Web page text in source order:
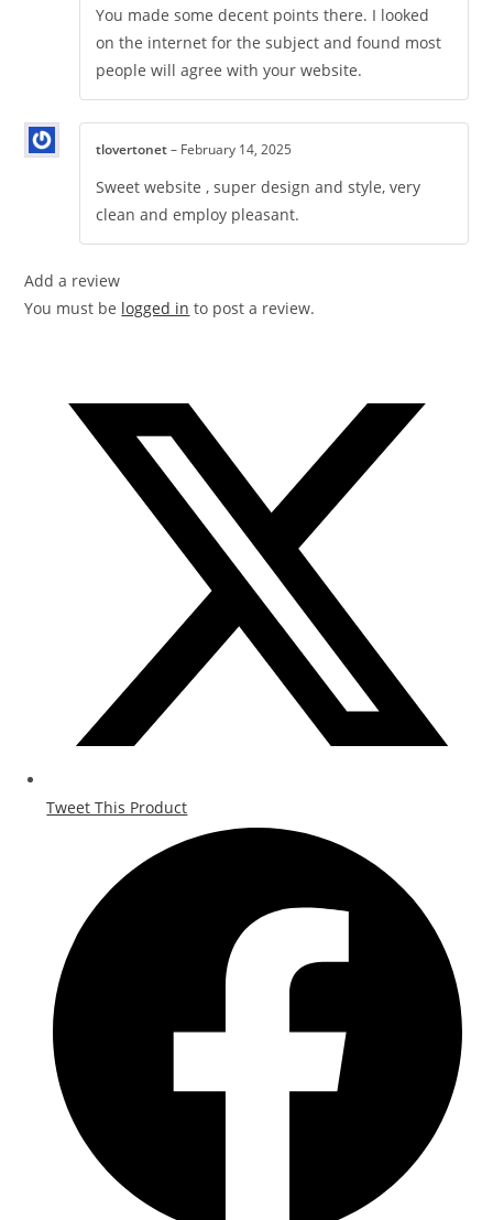
You made some decent points there. I looked
on the internet for the subject and found most
people will agree with your website.
tlovertonet– February 14, 2025
Sweet website , super design and style, very
clean and employ pleasant.
Add a review
You must be logged in to post a review.
Tweet This Product